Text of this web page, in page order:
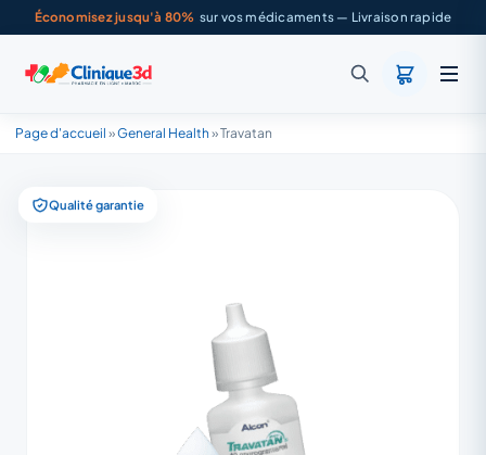
Économisez jusqu'à 80% sur vos médicaments — Livraison rapide
Page d'accueil »General Health »Travatan
Qualité garantie